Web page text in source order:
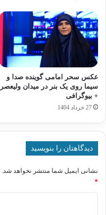
عکس سحر امامی گوینده صدا و
سیما روی یک بنر در میدان ولیعصر
+ بیوگرافی
27 خرداد 1404
دیدگاهتان را بنویسید
نشانی ایمیل شما منتشر نخواهد شد.
*